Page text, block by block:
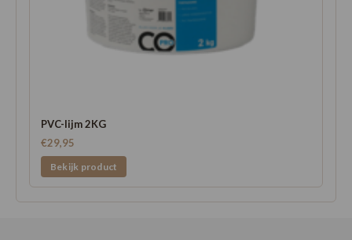
PVC-lijm 2KG
€29,95
Bekijk product